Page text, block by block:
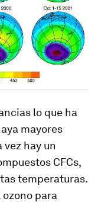
lo que ha
mayores
hay un
CFCs,
temperaturas.
para